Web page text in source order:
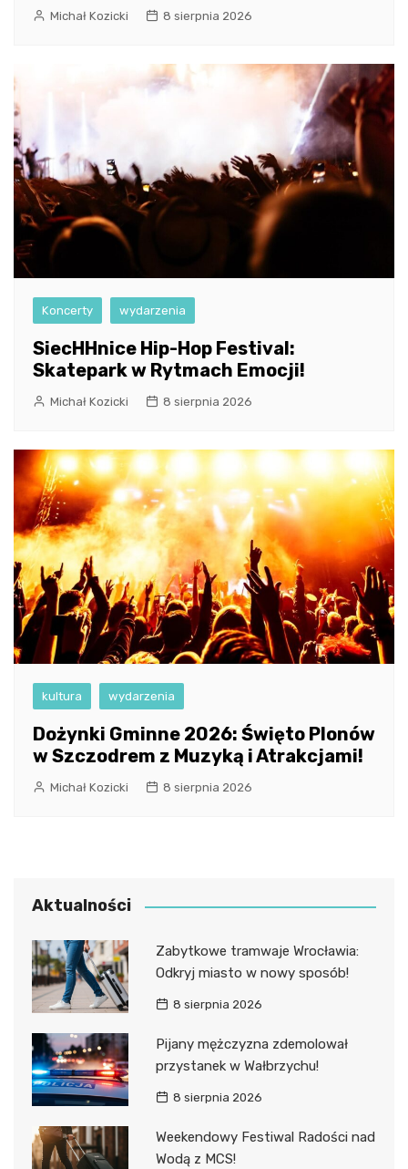
Michał Kozicki 8 sierpnia 2026
Koncerty wydarzenia
SiecHHnice Hip-Hop Festival:
Skatepark w Rytmach Emocji!
Michał Kozicki 8 sierpnia 2026
kultura wydarzenia
Dożynki Gminne 2026: Święto Plonów
w Szczodrem z Muzyką i Atrakcjami!
Michał Kozicki 8 sierpnia 2026
Aktualności
Zabytkowe tramwaje Wrocławia:
Odkryj miasto w nowy sposób!
8 sierpnia 2026
Pijany mężczyzna zdemolował
przystanek w Wałbrzychu!
8 sierpnia 2026
Weekendowy Festiwal Radości nad
Wodą z MCS!